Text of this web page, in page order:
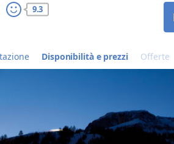
9.3
Disponibilità e prezzi Offerte